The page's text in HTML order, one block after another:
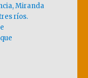
Miranda
ríos.